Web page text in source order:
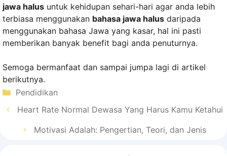
jawa halus untuk kehidupan sehari-hari agar anda lebih
terbiasa menggunakan bahasa jawa halus daripada
menggunakan bahasa Jawa yang kasar, hal ini pasti
memberikan banyak benefit bagi anda penuturnya.
Semoga bermanfaat dan sampai jumpa lagi di artikel
berikutnya.
Kategori
Pendidikan
Heart Rate Normal Dewasa Yang Harus Kamu Ketahui
Motivasi Adalah: Pengertian, Teori, dan Jenis